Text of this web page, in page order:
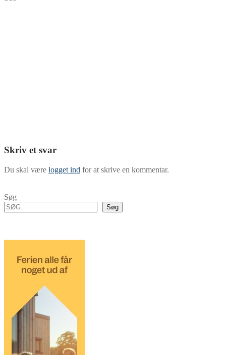
Skriv et svar
Du skal være logget ind for at skrive en kommentar.
Søg
Søg